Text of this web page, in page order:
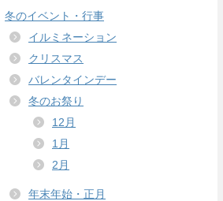
冬のイベント・行事
イルミネーション
クリスマス
バレンタインデー
冬のお祭り
12月
1月
2月
年末年始・正月